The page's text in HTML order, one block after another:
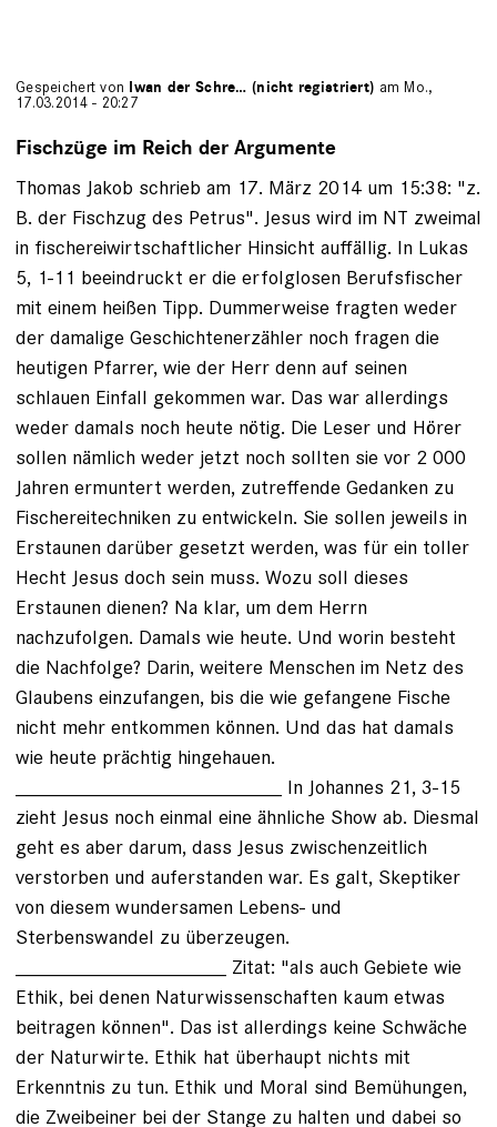
Gespeichert von Iwan der Schre… (nicht registriert) am Mo.,
17.03.2014 - 20:27
Fischzüge im Reich der Argumente
Thomas Jakob schrieb am 17. März 2014 um 15:38: "z.
B. der Fischzug des Petrus". Jesus wird im NT zweimal
in fischereiwirtschaftlicher Hinsicht auffällig. In Lukas
5, 1-11 beeindruckt er die erfolglosen Berufsfischer
mit einem heißen Tipp. Dummerweise fragten weder
der damalige Geschichtenerzähler noch fragen die
heutigen Pfarrer, wie der Herr denn auf seinen
schlauen Einfall gekommen war. Das war allerdings
weder damals noch heute nötig. Die Leser und Hörer
sollen nämlich weder jetzt noch sollten sie vor 2 000
Jahren ermuntert werden, zutreffende Gedanken zu
Fischereitechniken zu entwickeln. Sie sollen jeweils in
Erstaunen darüber gesetzt werden, was für ein toller
Hecht Jesus doch sein muss. Wozu soll dieses
Erstaunen dienen? Na klar, um dem Herrn
nachzufolgen. Damals wie heute. Und worin besteht
die Nachfolge? Darin, weitere Menschen im Netz des
Glaubens einzufangen, bis die wie gefangene Fische
nicht mehr entkommen können. Und das hat damals
wie heute prächtig hingehauen.
________________________ In Johannes 21, 3-15
zieht Jesus noch einmal eine ähnliche Show ab. Diesmal
geht es aber darum, dass Jesus zwischenzeitlich
verstorben und auferstanden war. Es galt, Skeptiker
von diesem wundersamen Lebens- und
Sterbenswandel zu überzeugen.
___________________ Zitat: "als auch Gebiete wie
Ethik, bei denen Naturwissenschaften kaum etwas
beitragen können". Das ist allerdings keine Schwäche
der Naturwirte. Ethik hat überhaupt nichts mit
Erkenntnis zu tun. Ethik und Moral sind Bemühungen,
die Zweibeiner bei der Stange zu halten und dabei so